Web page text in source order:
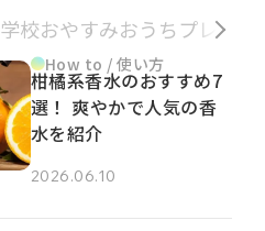
学校おやすみおうち プレゼン
How to / 使い方
柑橘系香水のおすすめ7
選！ 爽やかで人気の香
水を紹介
2026.06.10